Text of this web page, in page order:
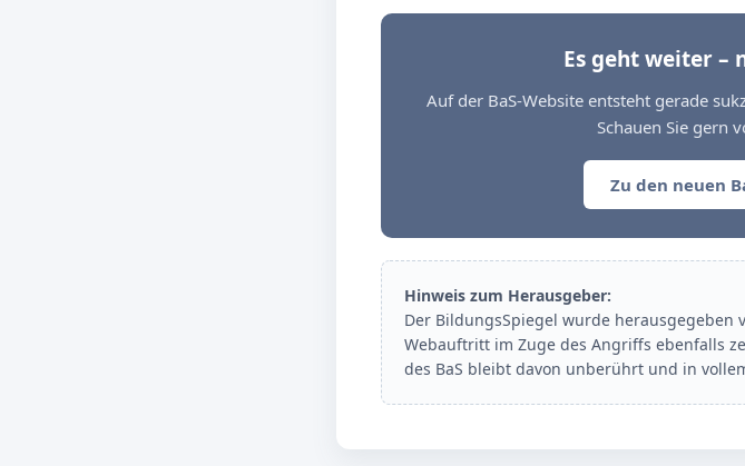
Es geht weiter –
Auf der BaS-Website entsteht gerade
Schauen Sie gern
Zu den neuen
Hinweis zum Herausgeber:
Der BildungsSpiegel wurde herausgegeben
Webauftritt im Zuge des Angriffs ebenfalls
des BaS bleibt davon unberührt und in